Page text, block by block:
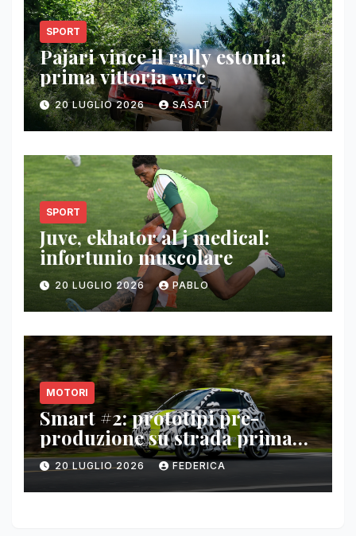
SPORT
Pajari vince il rally estonia:
prima vittoria wrc
20 LUGLIO 2026 SASAT
SPORT
Juve, ekhator al j medical:
infortunio muscolare
20 LUGLIO 2026 PABLO
MOTORI
Smart #2: prototipi pre-
produzione su strada prima
del paris motor show 2026
20 LUGLIO 2026 FEDERICA